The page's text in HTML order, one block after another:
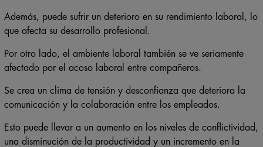
Además, puede sufrir un deterioro en su rendimiento laboral, lo
que afecta su desarrollo profesional.
Por otro lado, el ambiente laboral también se ve seriamente
afectado por el acoso laboral entre compañeros.
Se crea un clima de tensión y desconfianza que deteriora la
comunicación y la colaboración entre los empleados.
Esto puede llevar a un aumento en los niveles de conflictividad,
una disminución de la productividad y un incremento en la